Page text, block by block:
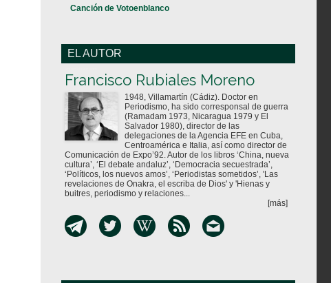
Canción de Votoenblanco
EL AUTOR
Francisco Rubiales Moreno
1948, Villamartín (Cádiz). Doctor en
Periodismo, ha sido corresponsal de guerra
(Ramadam 1973, Nicaragua 1979 y El
Salvador 1980), director de las
delegaciones de la Agencia EFE en Cuba,
Centroamérica e Italia, así como director de
Comunicación de Expo’92. Autor de los libros ‘China, nueva
cultura’, ‘El debate andaluz’, ‘Democracia secuestrada’,
‘Políticos, los nuevos amos’, ‘Periodistas sometidos’, 'Las
revelaciones de Onakra, el escriba de Dios' y 'Hienas y
buitres, periodismo y relaciones...
[más]